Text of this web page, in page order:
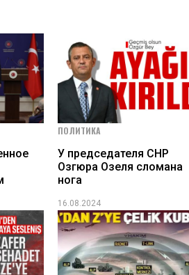
ПОЛИТИКА
У председателя СНР
Озгюра Озеля сломана
нога
16.08.2024